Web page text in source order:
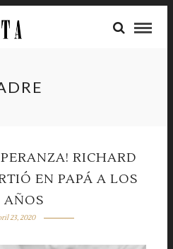
RICHARD
EN PAPÁ A LOS
AÑOS
23, 2020